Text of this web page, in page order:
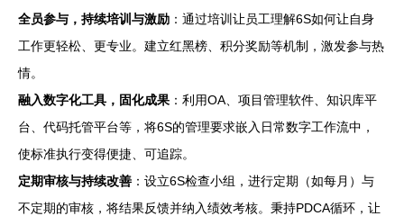
全员参与，持续培训与激励 ：通过培训让员工理解6S如何让自身
工作更轻松、更专业。建立红黑榜、积分奖励等机制，激发参与热
情。
融入数字化工具，固化成果 ：利用OA、项目管理软件、知识库平
台、代码托管平台等，将6S的管理要求嵌入日常数字工作流中，
使标准执行变得便捷、可追踪。
定期审核与持续改善 ：设立6S检查小组，进行定期（如每月）与
不定期的审核，将结果反馈并纳入绩效考核。秉持PDCA循环，让